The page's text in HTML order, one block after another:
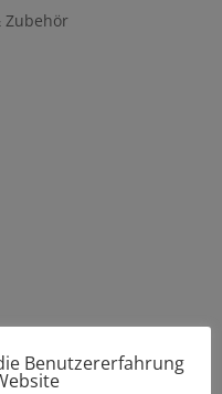
Zubehör
Benutzererfahrung